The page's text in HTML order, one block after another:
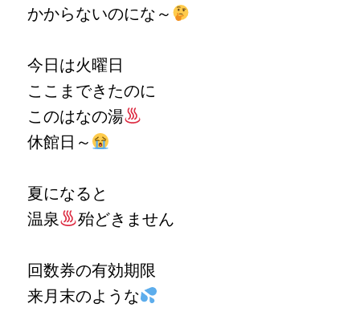
かからないのにな～
今日は火曜日
ここまできたのに
このはなの湯
休館日～
夏になると
温泉
殆どきません
回数券の有効期限
来月末のような